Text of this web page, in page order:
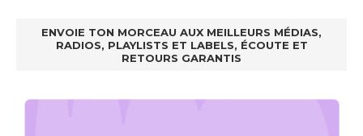
ENVOIE TON MORCEAU AUX MEILLEURS MÉDIAS,
RADIOS, PLAYLISTS ET LABELS, ÉCOUTE ET
RETOURS GARANTIS